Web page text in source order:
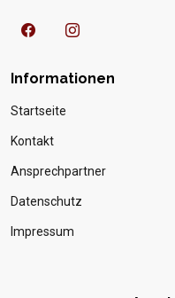
Informationen
Startseite
Kontakt
Ansprechpartner
Datenschutz
Impressum